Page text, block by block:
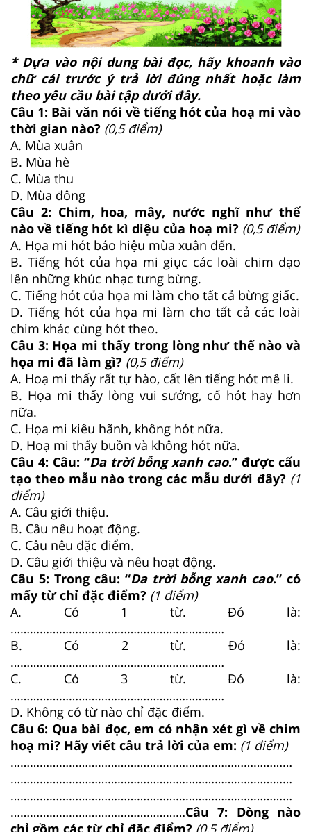
* Dựa vào nội dung bài đọc, hãy khoanh vào
chữ cái trước ý trả lời đúng nhất hoặc làm
theo yêu cầu bài tập dưới đây.
Câu 1: Bài văn nói về tiếng hót của hoạ mi vào
thời gian nào? (0,5 điểm)
A. Mùa xuân
B. Mùa hè
C. Mùa thu
D. Mùa đông
Câu 2: Chim, hoa, mây, nước nghĩ như thế
nào về tiếng hót kì diệu của hoạ mi? (0,5 điểm)
A. Họa mi hót báo hiệu mùa xuân đến.
B. Tiếng hót của họa mi giục các loài chim dạo
lên những khúc nhạc tưng bừng.
C. Tiếng hót của họa mi làm cho tất cả bừng giấc.
D. Tiếng hót của họa mi làm cho tất cả các loài
chim khác cùng hót theo.
Câu 3: Họa mi thấy trong lòng như thế nào và
họa mi đã làm gì? (0,5 điểm)
A. Hoạ mi thấy rất tự hào, cất lên tiếng hót mê li.
B. Họa mi thấy lòng vui sướng, cố hót hay hơn
nữa.
C. Họa mi kiêu hãnh, không hót nữa.
D. Hoạ mi thấy buồn và không hót nữa.
Câu 4: Câu: “Da trời bỗng xanh cao.” được cấu
tạo theo mẫu nào trong các mẫu dưới đây? (1
điểm)
A. Câu giới thiệu.
B. Câu nêu hoạt động.
C. Câu nêu đặc điểm.
D. Câu giới thiệu và nêu hoạt động.
Câu 5: Trong câu: “Da trời bỗng xanh cao.” có
mấy từ chỉ đặc điểm? (1 điểm)
A. Có 1 từ. Đó là:
…………………………………………………………
B. Có 2 từ. Đó là:
…………………………………………………………
C. Có 3 từ. Đó là:
…………………………………………………………
D. Không có từ nào chỉ đặc điểm.
Câu 6: Qua bài đọc, em có nhận xét gì về chim
hoạ mi? Hãy viết câu trả lời của em: (1 điểm)
……………………………………………………………………………
……………………………………………………………………………
……………………………………………………………………………
………………………………………………Câu 7: Dòng nào
chỉ gồm các từ chỉ đặc điểm? (0,5 điểm)